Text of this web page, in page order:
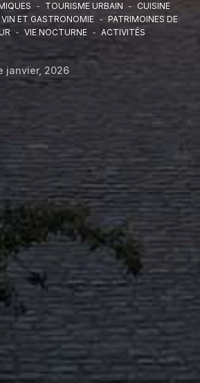
- TOURISME URBAIN - CUISINE
ET GASTRONOMIE - PATRIMOINES DE
- VIE NOCTURNE - ACTIVITÉS
janvier, 2026